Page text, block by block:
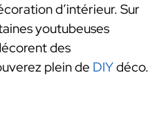
d’intérieur. Sur
youtubeuses
des
plein de DIYdéco.